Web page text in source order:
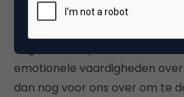
opdringt. Bij deze
vraagtekens. Als machines
cognitieve capaciteiten en ook
emotionele vaardigheden
dan nog voor ons over om te